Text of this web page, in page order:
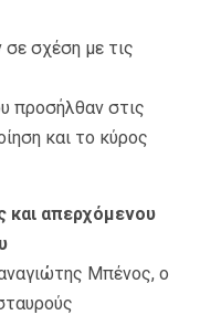
σχέση με τις
προσήλθαν στις
και το κύρος
και απερχόμενου
Μπένος, ο